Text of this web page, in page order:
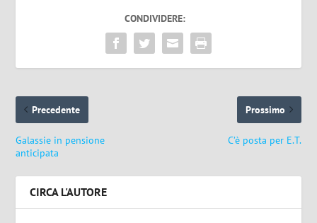
CONDIVIDERE:
Precedente
Galassie in pensione
anticipata
Prossimo
C’è posta per E.T.
CIRCA L'AUTORE